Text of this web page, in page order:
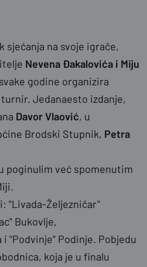
sjećanja na svoje igrače,
Nevena Đakalovića i Miju
godine organizira
Jedanaesto izdanje,
Davor Vlaović, u
Brodski Stupnik, Petra
poginulim već spomenutim
"Livada-Željezničar"
Bukovlje,
"Podvinje" Podinje. Pobjedu
koja je u finalu